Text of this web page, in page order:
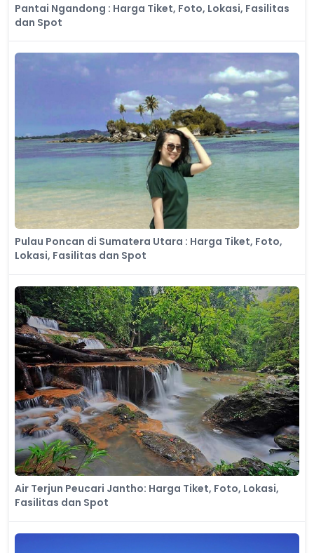
Pantai Ngandong : Harga Tiket, Foto, Lokasi, Fasilitas
dan Spot
Pulau Poncan di Sumatera Utara : Harga Tiket, Foto,
Lokasi, Fasilitas dan Spot
Air Terjun Peucari Jantho: Harga Tiket, Foto, Lokasi,
Fasilitas dan Spot